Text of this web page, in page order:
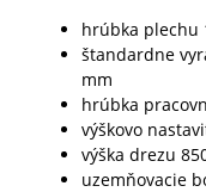
hrúbka plechu
štandardne
mm
hrúbka
výškovo
výška drezu
uzemňovacie